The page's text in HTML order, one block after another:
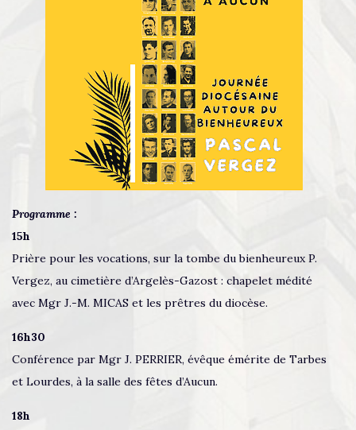
Programme :
15h
Prière pour les vocations, sur la tombe du bienheureux P.
Vergez, au cimetière d’Argelès-Gazost : chapelet médité
avec Mgr J.-M. MICAS et les prêtres du diocèse.
16h30
Conférence par Mgr J. PERRIER, évêque émérite de Tarbes
et Lourdes, à la salle des fêtes d’Aucun.
18h